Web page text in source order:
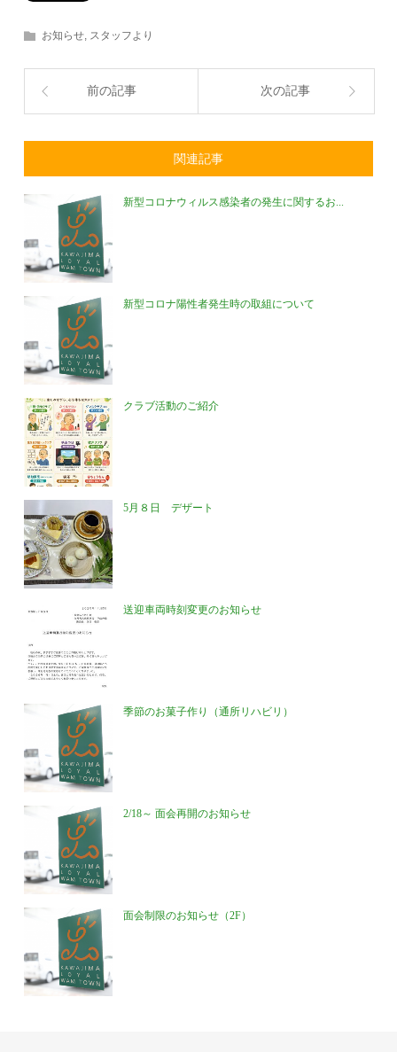
お知らせ, スタッフより
前の記事 次の記事
関連記事
新型コロナウィルス感染者の発生に関するお...
新型コロナ陽性者発生時の取組について
クラブ活動のご紹介
5月８日 デザート
送迎車両時刻変更のお知らせ
季節のお菓子作り（通所リハビリ）
2/18～ 面会再開のお知らせ
面会制限のお知らせ（2F）